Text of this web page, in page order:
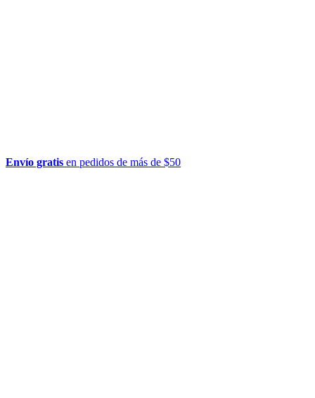
Envío gratis en pedidos de más de $50